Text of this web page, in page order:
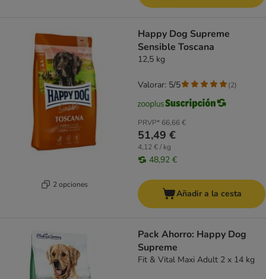
2 opciones
Happy Dog Supreme
Sensible Toscana
12,5 kg
PRVP* 66,66 €
51,49 €
4,12 € / kg
48,92 €
Valorar: 5/5 (2)
Añadir a la cesta
Pack Ahorro: Happy Dog
Supreme
Fit & Vital Maxi Adult 2 x 14 kg